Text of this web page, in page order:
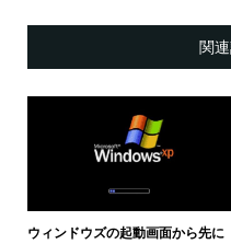
関
ウィンドウズの起動画面から先に